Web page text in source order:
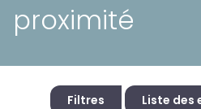
proximité
Filtres
Liste des